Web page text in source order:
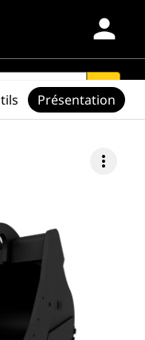
person
search
more_vert
Présentation